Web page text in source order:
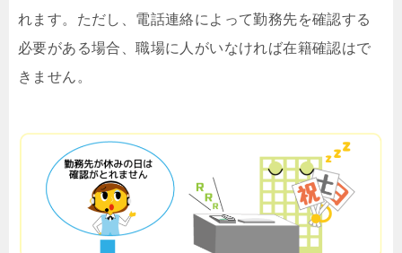
れます。ただし、電話連絡によって勤務先を確認する
必要がある場合、職場に人がいなければ在籍確認はで
きません。